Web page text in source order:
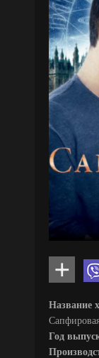
Название
Год